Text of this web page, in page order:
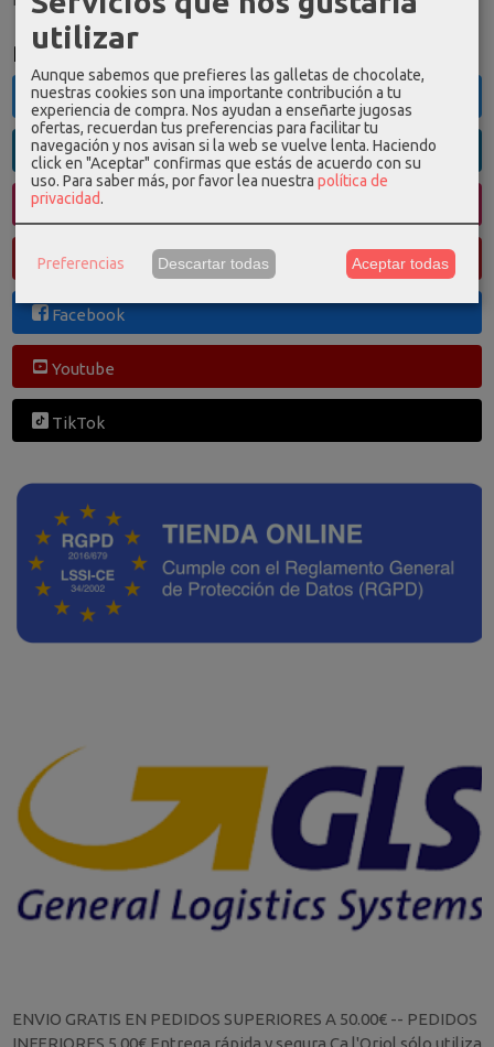
Redes Sociales
Twitter
Linkedin
Instagram
Pinterest
Facebook
Youtube
TikTok
ENVIO GRATIS EN PEDIDOS SUPERIORES A 50.00€ -- PEDIDOS
utilizar
Aunque sabemos que prefieres las galletas de chocolate,
nuestras cookies son una importante contribución a tu
experiencia de compra. Nos ayudan a enseñarte jugosas
ofertas, recuerdan tus preferencias para facilitar tu
navegación y nos avisan si la web se vuelve lenta. Haciendo
click en "Aceptar" confirmas que estás de acuerdo con su
uso. Para saber más, por favor lea nuestra política de
privacidad.
Preferencias Descartar todas Aceptar todas